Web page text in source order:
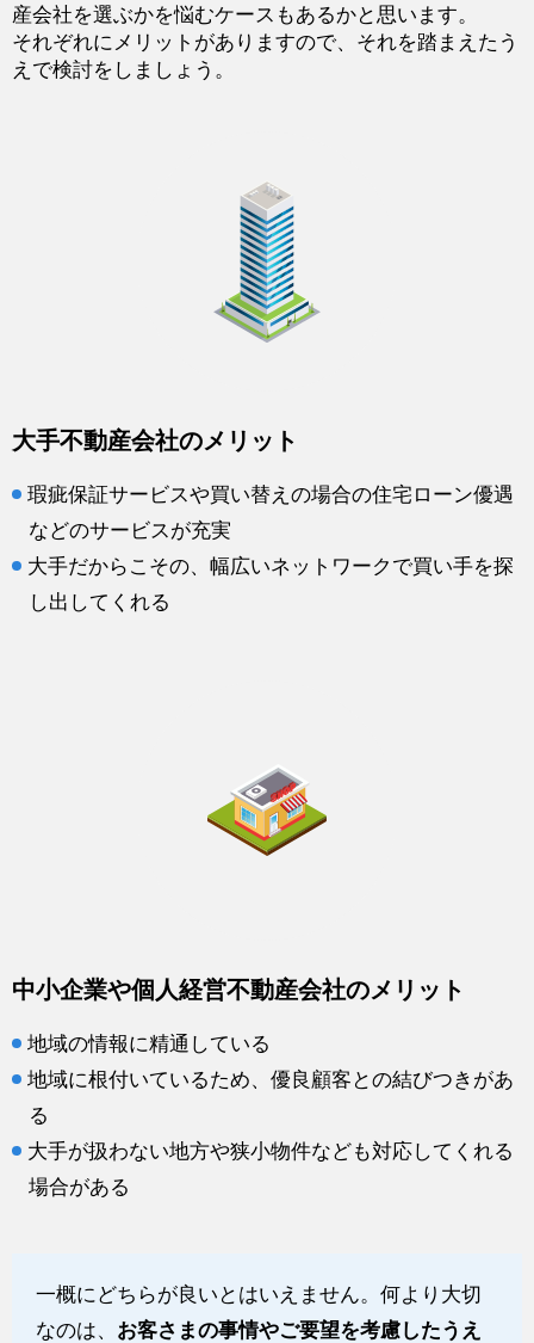
産会社を選ぶかを悩むケースもあるかと思います。
それぞれにメリットがありますので、それを踏まえたう
えで検討をしましょう。
大手不動産会社のメリット
瑕疵保証サービスや買い替えの場合の住宅ローン優遇
などのサービスが充実
大手だからこその、幅広いネットワークで買い手を探
し出してくれる
中小企業や個人経営不動産会社のメリット
地域の情報に精通している
地域に根付いているため、優良顧客との結びつきがあ
る
大手が扱わない地方や狭小物件なども対応してくれる
場合がある
一概にどちらが良いとはいえません。何より大切
なのは、 お客さまの事情やご要望を考慮したうえ